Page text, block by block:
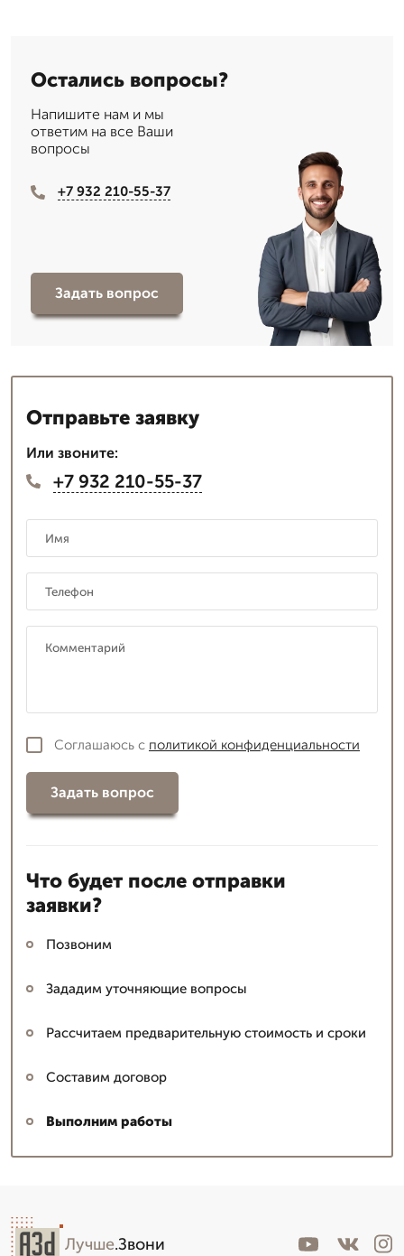
Остались вопросы?
Напишите нам и мы
ответим на все Ваши
вопросы
+7 932 210-55-37
Задать вопрос
Отправьте заявку
Или звоните:
+7 932 210-55-37
Соглашаюсь с политикой конфиденциальности
Задать вопрос
Что будет после отправки
заявки?
Позвоним
Зададим уточняющие вопросы
Рассчитаем предварительную стоимость и сроки
Составим договор
Выполним работы
Лучше.Звони